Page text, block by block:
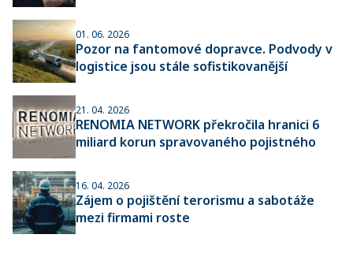
01. 06. 2026
Pozor na fantomové dopravce. Podvody v
logistice jsou stále sofistikovanější
21. 04. 2026
RENOMIA NETWORK překročila hranici 6
miliard korun spravovaného pojistného
16. 04. 2026
Zájem o pojištění terorismu a sabotáže
mezi firmami roste